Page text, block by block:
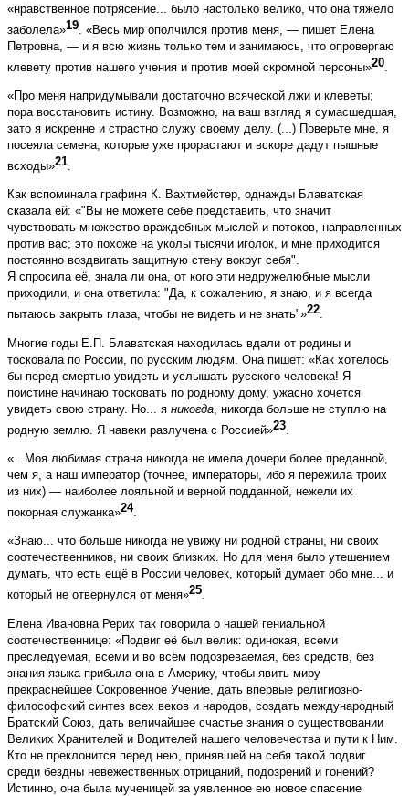
«нравственное потрясение... было настолько велико, что она тяжело
заболела»19 . «Весь мир ополчился против меня, — пишет Елена
Петровна, — и я всю жизнь только тем и занимаюсь, что опровергаю
клевету против нашего учения и против моей скромной персоны»20.
«Про меня напридумывали достаточно всяческой лжи и клеветы;
пора восстановить истину. Возможно, на ваш взгляд я сумасшедшая,
зато я искренне и страстно служу своему делу. (...) Поверьте мне, я
посеяла семена, которые уже прорастают и вскоре дадут пышные
всходы»21.
Как вспоминала графиня К. Вахтмейстер, однажды Блаватская
сказала ей: «"Вы не можете себе представить, что значит
чувствовать множество враждебных мыслей и потоков, направленных
против вас; это похоже на уколы тысячи иголок, и мне приходится
постоянно воздвигать защитную стену вокруг себя".
Я спросила её, знала ли она, от кого эти недружелюбные мысли
приходили, и она ответила: "Да, к сожалению, я знаю, и я всегда
пытаюсь закрыть глаза, чтобы не видеть и не знать"»22.
Многие годы Е.П. Блаватская находилась вдали от родины и
тосковала по России, по русским людям. Она пишет: «Как хотелось
бы перед смертью увидеть и услышать русского человека! Я
поистине начинаю тосковать по родному дому, ужасно хочется
увидеть свою страну. Но... я никогда , никогда больше не ступлю на
родную землю. Я навеки разлучена с Россией»23.
«...Моя любимая страна никогда не имела дочери более преданной,
чем я, а наш император (точнее, императоры, ибо я пережила троих
из них) — наиболее лояльной и верной подданной, нежели их
покорная служанка»24.
«Знаю... что больше никогда не увижу ни родной страны, ни своих
соотечественников, ни своих близких. Но для меня было утешением
думать, что есть ещё в России человек, который думает обо мне... и
который не отвернулся от меня»25.
Елена Ивановна Рерих так говорила о нашей гениальной
соотечественнице: «Подвиг её был велик: одинокая, всеми
преследуемая, всеми и во всём подозреваемая, без средств, без
знания языка прибыла она в Америку, чтобы явить миру
прекраснейшее Сокровенное Учение, дать впервые религиозно-
философский синтез всех веков и народов, создать международный
Братский Союз, дать величайшее счастье знания о существовании
Великих Хранителей и Водителей нашего человечества и пути к Ним.
Кто не преклонится перед нею, принявшей на себя такой подвиг
среди бездны невежественных отрицаний, подозрений и гонений?
Истинно, она была мученицей за уявленное ею новое спасение